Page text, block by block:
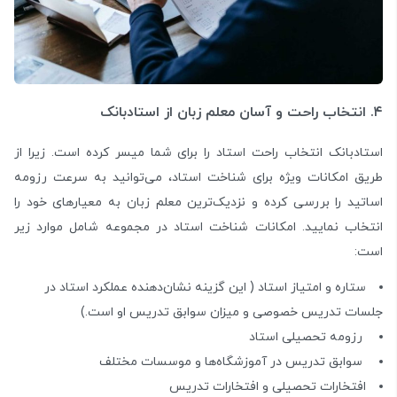
۴. انتخاب راحت و آسان معلم زبان از استادبانک
استادبانک انتخاب راحت استاد را برای شما میسر کرده است. زیرا از
طریق امکانات ویژه برای شناخت استاد، می‌توانید به سرعت رزومه
اساتید را بررسی کرده و نزدیک‌ترین معلم زبان به معیارهای خود را
انتخاب نمایید. امکانات شناخت استاد در مجموعه شامل موارد زیر
است:
ستاره و امتیاز استاد ( این گزینه نشان‌دهنده عملکرد استاد در
جلسات تدریس خصوصی و میزان سوابق تدریس او است.)
رزومه تحصیلی استاد
سوابق تدریس در آموزشگاه‌ها و موسسات مختلف
افتخارات تحصیلی و افتخارات تدریس